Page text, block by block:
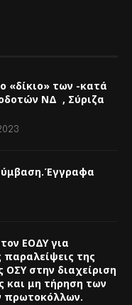
«δίκιο» των -κατά
ΝΔ , Σύριζα
ΕΟΔΥ για
παραλείψεις της
ΟΣΥ στην διαχείριση
και μη τήρηση των
πρωτοκόλλων.